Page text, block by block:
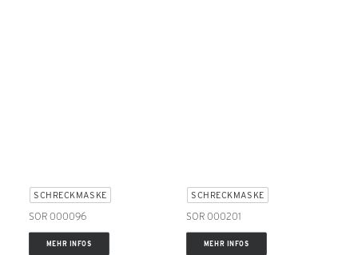
SCHRECKMASKE
SOR 000096
MEHR INFOS
SCHRECKMASKE
SOR 000201
MEHR INFOS